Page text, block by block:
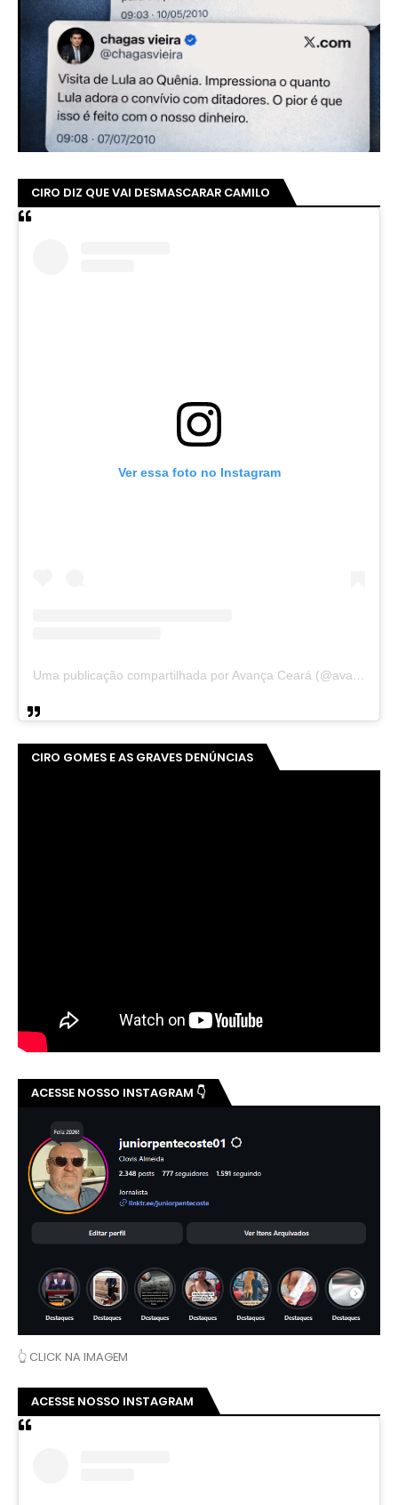
CIRO DIZ QUE VAI DESMASCARAR CAMILO
Ver essa foto no Instagram
Uma publicação compartilhada por Avança Ceará (@avancaceara)
CIRO GOMES E AS GRAVES DENÚNCIAS
ACESSE NOSSO INSTAGRAM 👇
👆 CLICK NA IMAGEM
ACESSE NOSSO INSTAGRAM